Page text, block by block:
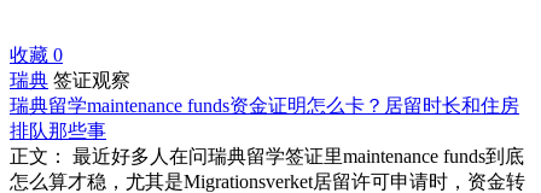
收藏 0
瑞典 签证观察
瑞典留学maintenance funds资金证明怎么卡？居留时长和住房
排队那些事
正文： 最近好多人在问瑞典留学签证里maintenance funds到底
怎么算才稳，尤其是Migrationsverket居留许可申请时，资金转